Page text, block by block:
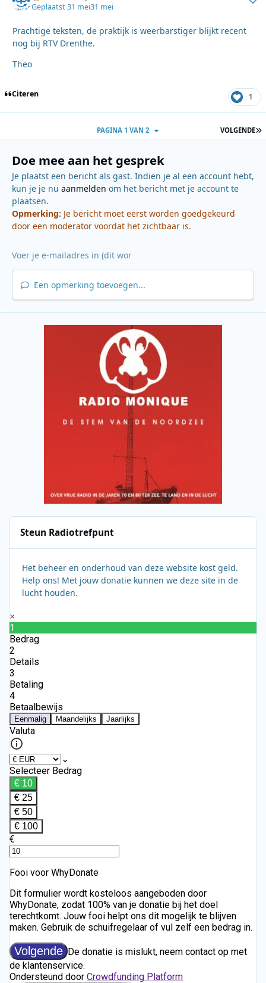
Geplaatst31 mei31 mei
Prachtige teksten, de praktijk is weerbarstiger blijkt recent
nog bij RTV Drenthe.
Theo
Citeren 1
VOLGENDE
PAGINA 1 VAN 2
Doe mee aan het gesprek
Je plaatst een bericht als gast. Indien je al een account hebt,
kun je je nu aanmelden om het bericht met je account te
plaatsen.
Opmerking: Je bericht moet eerst worden goedgekeurd
door een moderator voordat het zichtbaar is.
Een opmerking toevoegen...
Steun Radiotrefpunt
Het beheer en onderhoud van deze website kost geld.
Help ons! Met jouw donatie kunnen we deze site in de
lucht houden.